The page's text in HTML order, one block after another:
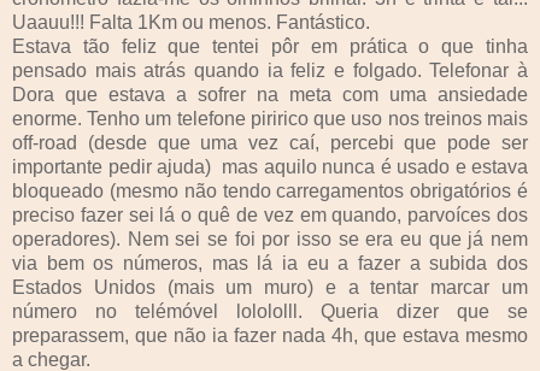
Uaauu!!! Falta 1Km ou menos. Fantástico.
Estava tão feliz que tentei pôr em prática o que tinha
pensado mais atrás quando ia feliz e folgado. Telefonar à
Dora que estava a sofrer na meta com uma ansiedade
enorme. Tenho um telefone piririco que uso nos treinos mais
off-road (desde que uma vez caí, percebi que pode ser
importante pedir ajuda) mas aquilo nunca é usado e estava
bloqueado (mesmo não tendo carregamentos obrigatórios é
preciso fazer sei lá o quê de vez em quando, parvoíces dos
operadores). Nem sei se foi por isso se era eu que já nem
via bem os números, mas lá ia eu a fazer a subida dos
Estados Unidos (mais um muro) e a tentar marcar um
número no telémóvel lolololll. Queria dizer que se
preparassem, que não ia fazer nada 4h, que estava mesmo
a chegar.